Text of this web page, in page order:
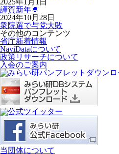
2025年1月1日
謹賀新年🎍
2024年10月28日
衆院選で与党大敗
その他のコンテンツ
省庁新着情報
NaviDataについて
政策リサーチについて
入会のご案内
当団体について